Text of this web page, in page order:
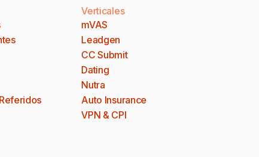
Verticales
mVAS
Leadgen
CC Submit
Dating
Nutra
Auto Insurance
VPN & CPI